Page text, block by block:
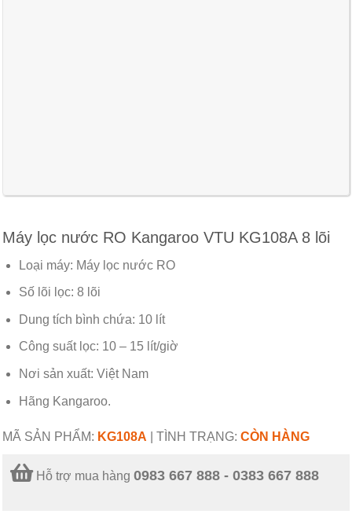
Máy lọc nước RO Kangaroo VTU KG108A 8 lõi
Loại máy: Máy lọc nước RO
Số lõi lọc: 8 lõi
Dung tích bình chứa: 10 lít
Công suất lọc: 10 – 15 lít/giờ
Nơi sản xuất: Việt Nam
Hãng Kangaroo.
MÃ SẢN PHẨM: KG108A TÌNH TRẠNG: CÒN HÀNG
Hỗ trợ mua hàng 0983 667 888 - 0383 667 888